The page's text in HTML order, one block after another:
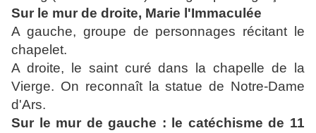
Sur le mur de droite, Marie l'Immaculée
A gauche, groupe de personnages récitant le
chapelet.
A droite, le saint curé dans la chapelle de la
Vierge. On reconnaît la statue de Notre-Dame
d'Ars.
Sur le mur de gauche : le catéchisme de 11